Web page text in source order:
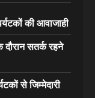
की आवाजाही
दौरान सतर्क रहने
से जिम्मेदारी